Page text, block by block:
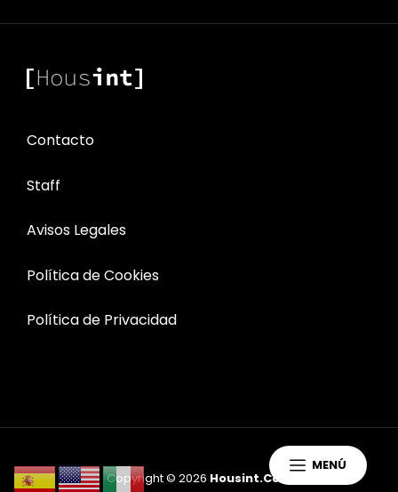
MENÚ
Contacto
Staff
Avisos Legales
Política de Cookies
Política de Privacidad
Copyright © 2026 Housint.com